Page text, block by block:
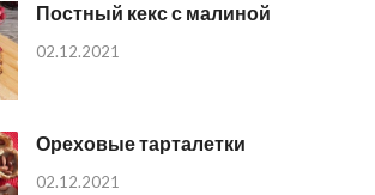
Постный кекс с малиной
02.12.2021
Ореховые тарталетки
02.12.2021